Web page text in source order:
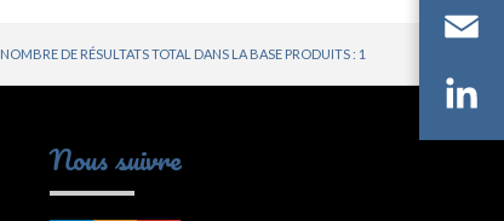
NOMBRE DE RÉSULTATS TOTAL DANS LA BASE PRODUITS : 1
Nous suivre